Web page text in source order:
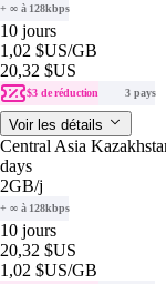
+ ∞ à 128kbps
10 jours
1,02 $US/GB
20,32 $US
$3 de réduction 3 pays
Voir les détails
Central Asia
days
2GB/j
+ ∞ à 128kbps
10 jours
20,32 $US
1,02 $US/GB